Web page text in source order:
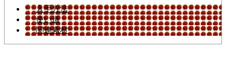
入手方法
使い道
関連素材